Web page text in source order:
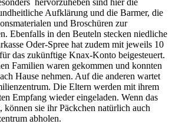
Aufklärung und die Barmer, die
und Broschüren zur
Ebenfalls in den Beuteln stecken niedliche
Oder-Spree hat zudem mit jeweils 10
das zukünftige Knax-Konto beigesteuert.
Familien waren gekommen und konnten
Hause nehmen. Auf die anderen wartet
Die Eltern werden mit ihrem
Empfang wieder eingeladen. Wenn das
können sie ihr Päckchen natürlich auch
abholen.